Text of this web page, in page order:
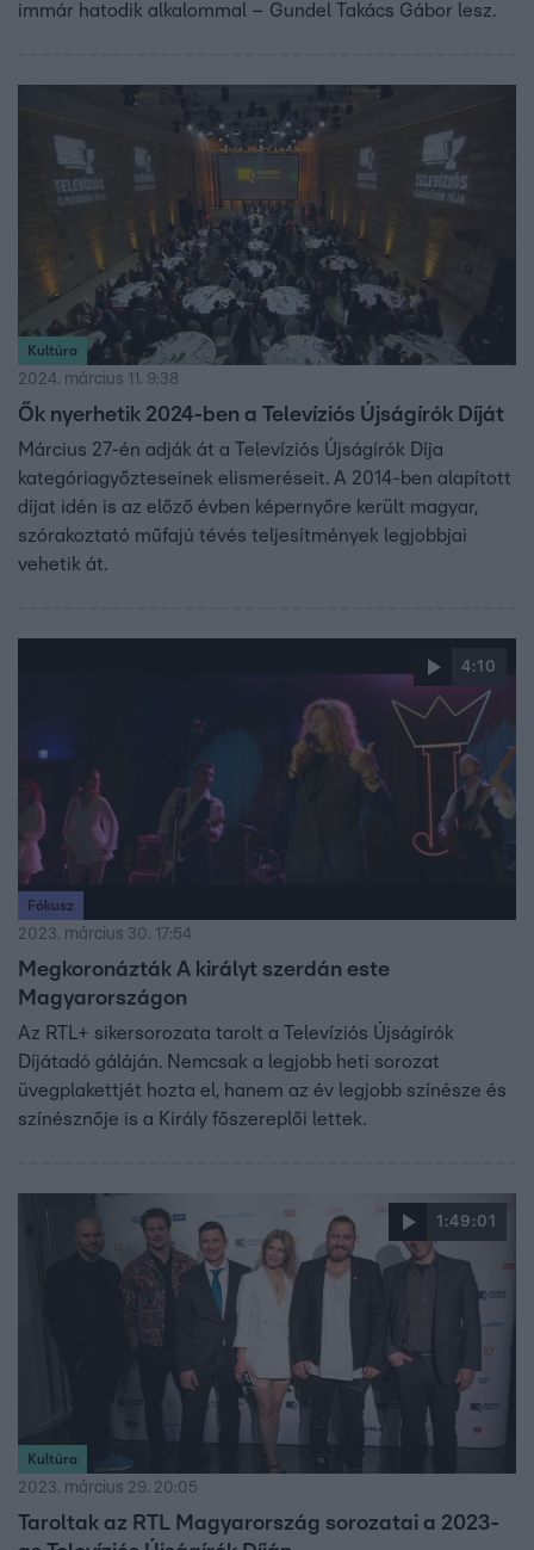
immár hatodik alkalommal – Gundel Takács Gábor lesz.
Kultúra
2024. március 11. 9:38
Ők nyerhetik 2024-ben a Televíziós Újságírók Díját
Március 27-én adják át a Televíziós Újságírók Díja
kategóriagyőzteseinek elismeréseit. A 2014-ben alapított
díjat idén is az előző évben képernyőre került magyar,
szórakoztató műfajú tévés teljesítmények legjobbjai
vehetik át.
4:10
Fókusz
2023. március 30. 17:54
Megkoronázták A királyt szerdán este
Magyarországon
Az RTL+ sikersorozata tarolt a Televíziós Újságírók
Díjátadó gáláján. Nemcsak a legjobb heti sorozat
üvegplakettjét hozta el, hanem az év legjobb színésze és
színésznője is a Király főszereplői lettek.
1:49:01
Kultúra
2023. március 29. 20:05
Taroltak az RTL Magyarország sorozatai a 2023-